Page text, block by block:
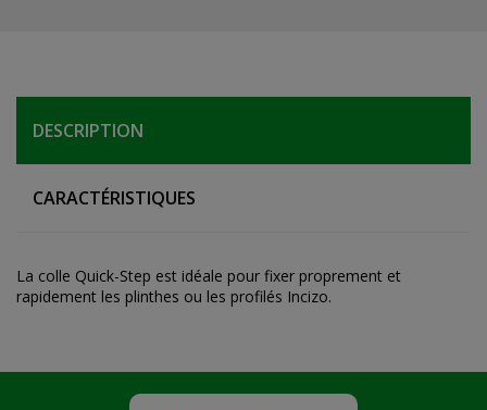
DESCRIPTION
CARACTÉRISTIQUES
La colle Quick-Step est idéale pour fixer proprement et
rapidement les plinthes ou les profilés Incizo.